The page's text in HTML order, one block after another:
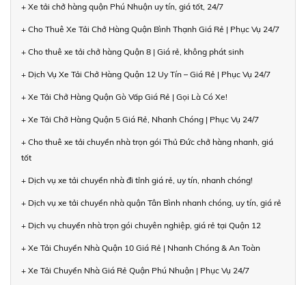
+ Xe tải chở hàng quận Phú Nhuận uy tín, giá tốt, 24/7
+ Cho Thuê Xe Tải Chở Hàng Quận Bình Thạnh Giá Rẻ | Phục Vụ 24/7
+ Cho thuê xe tải chở hàng Quận 8 | Giá rẻ, không phát sinh
+ Dịch Vụ Xe Tải Chở Hàng Quận 12 Uy Tín – Giá Rẻ | Phục Vụ 24/7
+ Xe Tải Chở Hàng Quận Gò Vấp Giá Rẻ | Gọi Là Có Xe!
+ Xe Tải Chở Hàng Quận 5 Giá Rẻ, Nhanh Chóng | Phục Vụ 24/7
+ Cho thuê xe tải chuyển nhà trọn gói Thủ Đức chở hàng nhanh, giá
tốt
+ Dịch vụ xe tải chuyển nhà đi tỉnh giá rẻ, uy tín, nhanh chóng!
+ Dịch vụ xe tải chuyển nhà quận Tân Bình nhanh chóng, uy tín, giá rẻ
+ Dịch vụ chuyển nhà trọn gói chuyên nghiệp, giá rẻ tại Quận 12
+ Xe Tải Chuyển Nhà Quận 10 Giá Rẻ | Nhanh Chóng & An Toàn
+ Xe Tải Chuyển Nhà Giá Rẻ Quận Phú Nhuận | Phục Vụ 24/7